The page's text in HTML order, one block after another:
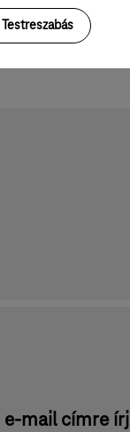
e-mail címre
Testreszabás